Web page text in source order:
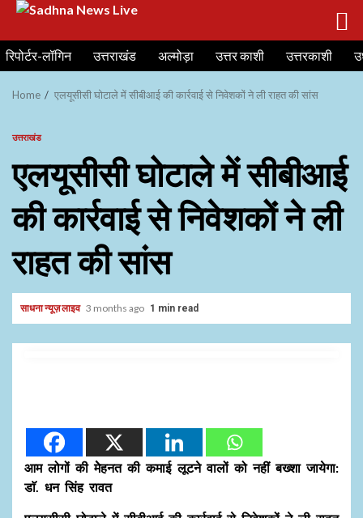
Skip
to
content
रिपोर्टर-लॉगिन उत्तराखंड अल्मोड़ा उत्तर काशी उत्तरकाशी
Home एलयूसीसी घोटाले में सीबीआई की कार्रवाई से निवेशकों ने ली राहत की सांस
उत्तराखंड
एलयूसीसी घोटाले में सीबीआई
की कार्रवाई से निवेशकों ने ली
राहत की सांस
साधना न्यूज़ लाइव 3 months ago 1 min read
आम लोगों की मेेहनत की कमाई लूटने वालों को नहीं बख्शा जायेगा:
डाॅ. धन सिंह रावत